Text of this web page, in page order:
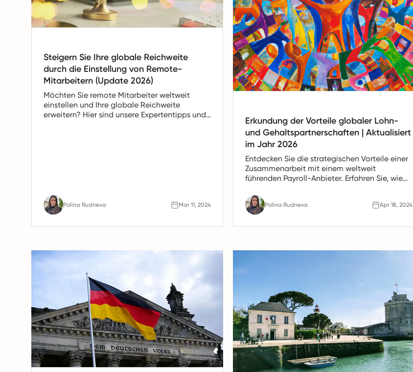
Steigern Sie Ihre globale Reichweite
durch die Einstellung von Remote-
Mitarbeitern (Update 2026)
Möchten Sie remote Mitarbeiter weltweit
einstellen und Ihre globale Reichweite
erweitern? Hier sind unsere Expertentipps und
Polina Rudneva Mar 11, 2024
Erkundung der Vorteile globaler Lohn-
und Gehaltspartnerschaften | Aktualisiert
im Jahr 2026
Entdecken Sie die strategischen Vorteile einer
Zusammenarbeit mit einem weltweit
führenden Payroll-Anbieter. Erfahren Sie, wie
fachkundige Compliance-Management Ihre
internationalen Gehaltsabrechnungen
transformieren können, um diese effizienter
und sicherer zu gestalten.
Polina Rudneva Apr 18, 2024